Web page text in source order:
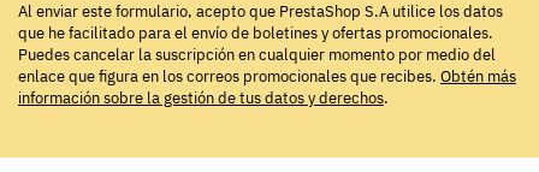
Al enviar este formulario, acepto que PrestaShop S.A utilice los datos
que he facilitado para el envío de boletines y ofertas promocionales.
Puedes cancelar la suscripción en cualquier momento por medio del
enlace que figura en los correos promocionales que recibes. Obtén más
información sobre la gestión de tus datos y derechos.